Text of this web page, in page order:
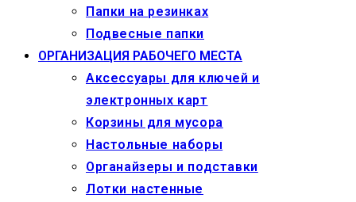
Папки на резинках
Подвесные папки
ОРГАНИЗАЦИЯ РАБОЧЕГО МЕСТА
Аксессуары для ключей и
электронных карт
Корзины для мусора
Настольные наборы
Органайзеры и подставки
Лотки настенные